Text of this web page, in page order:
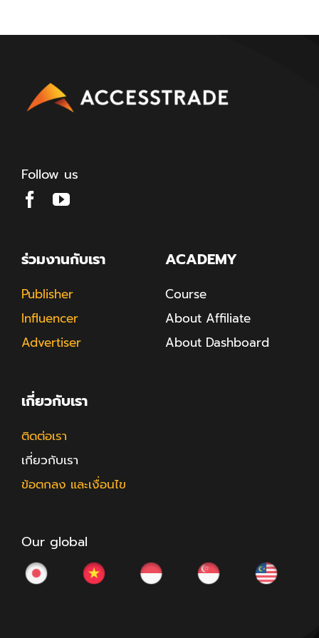
Follow us
ร่วมงานกับเรา
Publisher
Influencer
Advertiser
ACADEMY
Course
About Affiliate
About Dashboard
เกี่ยวกับเรา
ติดต่อเรา
เกี่ยวกับเรา
ข้อตกลง และเงื่อนไข
Our global